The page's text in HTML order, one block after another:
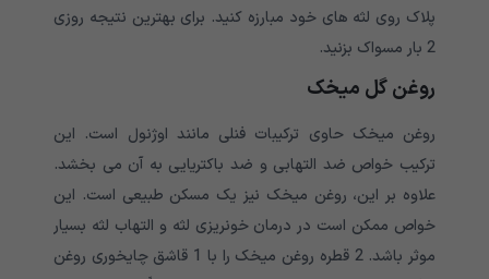
پلاک روی لثه های خود مبارزه کنید. برای بهترین نتیجه روزی
2 بار مسواک بزنید.
روغن گل میخک
روغن میخک حاوی ترکیبات فنلی مانند اوژنول است. این
ترکیب خواص ضد التهابی و ضد باکتریایی به آن می بخشد.
علاوه بر این، روغن میخک نیز یک مسکن طبیعی است. این
خواص ممکن است در درمان خونریزی لثه و التهاب لثه بسیار
موثر باشد. 2 قطره روغن میخک را با 1 قاشق چایخوری روغن